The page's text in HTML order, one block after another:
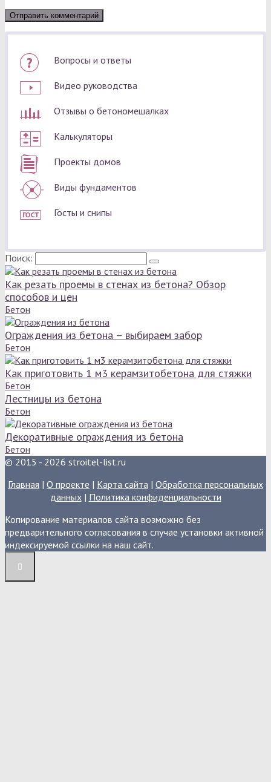
Вопросы и ответы
Видео руководства
Отзывы о бетономешалках
Калькуляторы
Проекты домов
Виды фундаментов
Госты и снипы
Поиск:
Как резать проемы в стенах из бетона? Обзор
способов и цен
Бетон
Ограждения из бетона – выбираем забор
Бетон
Как приготовить 1 м3 керамзитобетона для стяжки
Бетон
Лестницы из бетона
Бетон
Декоративные ограждения из бетона
Бетон
© 2015 - 2026 stroitel-list.ru
Главная | О проекте | Карта сайта | Обработка персональных
данных| Политика конфиденциальности
Копирование материалов сайта возможно без
предварительного согласования в случае установки активной
индексируемой ссылки на наш сайт.